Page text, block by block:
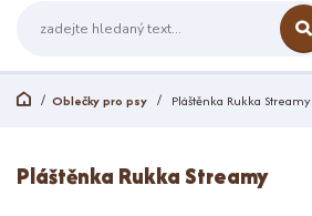
Oblečky pro psy Pláštěnka Rukka Streamy
Pláštěnka Rukka Streamy